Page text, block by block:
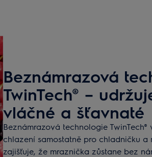
Beznámrazová
TwinTech® –
vláčné a šťavnaté
Beznámrazová technologie
chlazení samostatně pro chladničku a
zajišťuje, že mraznička zůstane bez